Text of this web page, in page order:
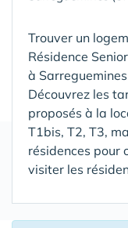
Trouver un
Résidence
à
Découvrez les
proposés à la
T1bis, T2, T3,
résidences pour
visiter les